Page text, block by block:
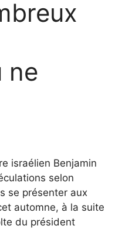
ne
israélien Benjamin
selon
se présenter aux
automne, à la suite
du président